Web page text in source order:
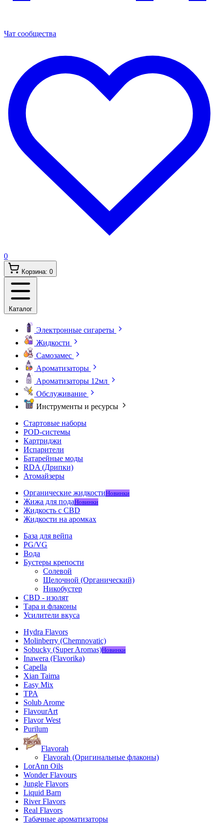
Чат сообщества
0
Корзина: 0
Каталог
Электронные сигареты
Жидкости
Самозамес
Ароматизаторы
Ароматизаторы 12мл
Обслуживание
Инструменты и ресурсы
Стартовые наборы
POD-системы
Картриджи
Испарители
Батарейные моды
RDA (Дрипки)
Атомайзеры
Органические жидкостиНовинки
Жижа для подаНовинки
Жидкость с CBD
Жидкости на аромках
База для вейпа
PG/VG
Вода
Бустеры крепости
Солевой
Щелочной (Органический)
Никобустер
CBD - изолят
Тара и флаконы
Усилители вкуса
Hydra Flavors
Molinberry (Chemnovatic)
Sobucky (Super Aromas)Новинки
Inawera (Flavorika)
Capella
Xian Taima
Easy Mix
TPA
Solub Arome
FlavourArt
Flavor West
Purilum
Flavorah
Flavorah (Оригинальные флаконы)
LorAnn Oils
Wonder Flavours
Jungle Flavors
Liquid Barn
River Flavors
Real Flavors
Табачные ароматизаторы